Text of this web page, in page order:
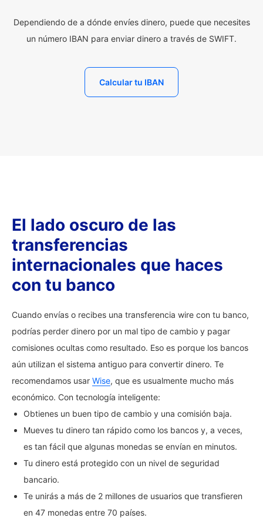
Dependiendo de a dónde envíes dinero, puede que necesites
un número IBAN para enviar dinero a través de SWIFT.
Calcular tu IBAN
El lado oscuro de las
transferencias
internacionales que haces
con tu banco
Cuando envías o recibes una transferencia wire con tu banco,
podrías perder dinero por un mal tipo de cambio y pagar
comisiones ocultas como resultado. Eso es porque los bancos
aún utilizan el sistema antiguo para convertir dinero. Te
recomendamos usar Wise, que es usualmente mucho más
económico. Con tecnología inteligente:
Obtienes un buen tipo de cambio y una comisión baja.
Mueves tu dinero tan rápido como los bancos y, a veces,
es tan fácil que algunas monedas se envían en minutos.
Tu dinero está protegido con un nivel de seguridad
bancario.
Te unirás a más de 2 millones de usuarios que transfieren
en 47 monedas entre 70 países.